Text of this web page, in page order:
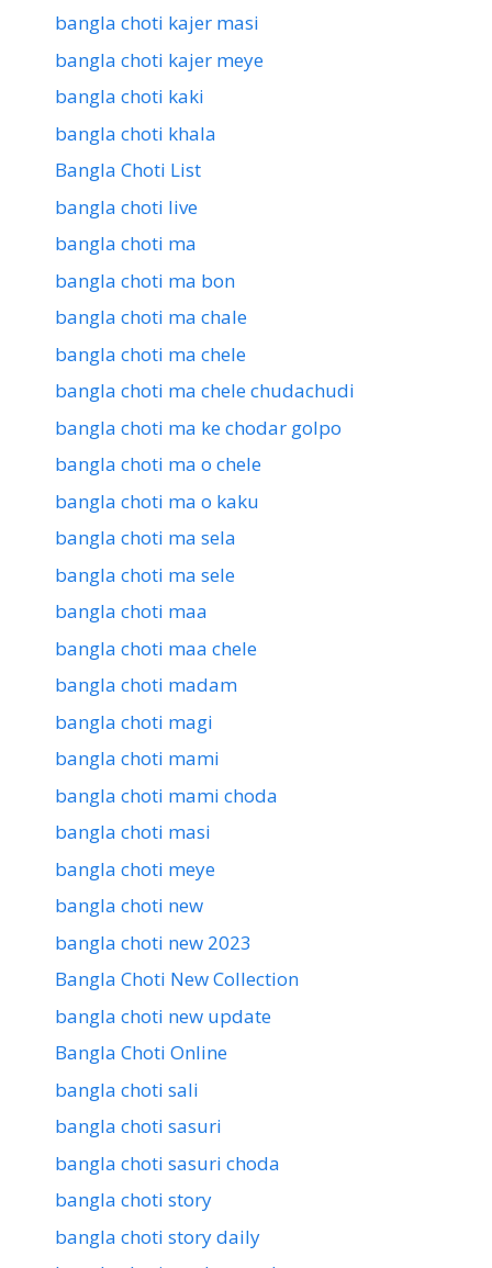
bangla choti kajer masi
bangla choti kajer meye
bangla choti kaki
bangla choti khala
Bangla Choti List
bangla choti live
bangla choti ma
bangla choti ma bon
bangla choti ma chale
bangla choti ma chele
bangla choti ma chele chudachudi
bangla choti ma ke chodar golpo
bangla choti ma o chele
bangla choti ma o kaku
bangla choti ma sela
bangla choti ma sele
bangla choti maa
bangla choti maa chele
bangla choti madam
bangla choti magi
bangla choti mami
bangla choti mami choda
bangla choti masi
bangla choti meye
bangla choti new
bangla choti new 2023
Bangla Choti New Collection
bangla choti new update
Bangla Choti Online
bangla choti sali
bangla choti sasuri
bangla choti sasuri choda
bangla choti story
bangla choti story daily